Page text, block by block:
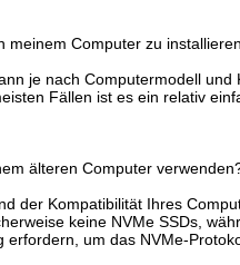
meinem Computer zu
je nach Computermodell und
Fällen ist es ein relativ
älteren Computer
der Kompatibilität Ihres
keine NVMe SSDs,
erfordern, um das NVMe-